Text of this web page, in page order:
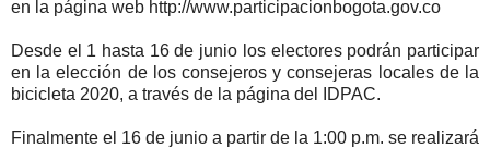
en la página web http://www.participacionbogota.gov.co
Desde el 1 hasta 16 de junio los electores podrán participar
en la elección de los consejeros y consejeras locales de la
bicicleta 2020, a través de la página del IDPAC.
Finalmente el 16 de junio a partir de la 1:00 p.m. se realizará